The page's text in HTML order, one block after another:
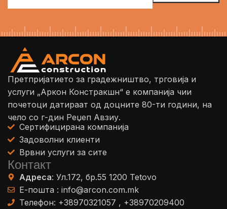
Претпријатието за градежништво, трговија и
услуги „Аркон Констракшн“ е компанија чии
почетоци датираат од доцните 80-ти години, на
чело со г-дин Реџеп Авзиу.
Сертифицирана компанија
Задоволни клиенти
Врвни услуги за сите
Контакт
Адреса: Ул.172, бр.55 1200 Tetovo
Е-пошта : info@arcon.com.mk
Телефон: ‎+38970321057 , ‎+38970209400